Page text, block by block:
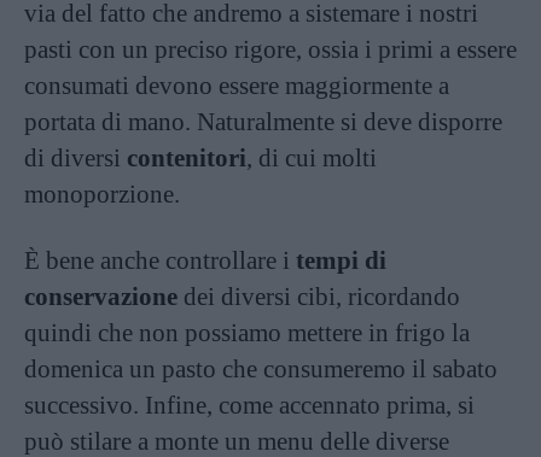
via del fatto che andremo a sistemare i nostri
pasti con un preciso rigore, ossia i primi a essere
consumati devono essere maggiormente a
portata di mano. Naturalmente si deve disporre
di diversi contenitori, di cui molti
monoporzione.
È bene anche controllare i tempi di
conservazione dei diversi cibi, ricordando
quindi che non possiamo mettere in frigo la
domenica un pasto che consumeremo il sabato
successivo. Infine, come accennato prima, si
può stilare a monte un menu delle diverse